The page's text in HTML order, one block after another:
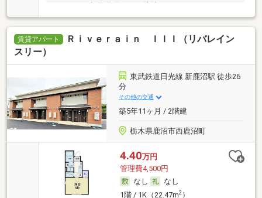
賃貸アパート
Ｒｉｖｅｒａｉｎ ＩＩＩ（リバレイン
スリー）
東武鉄道日光線 新鹿沼駅 徒歩26
分
その他の交通
築5年11ヶ月 / 2階建
栃木県鹿沼市西鹿沼町
4.40万円
管理費4,500円
なし
なし
1階 / 1K（22.47m2）